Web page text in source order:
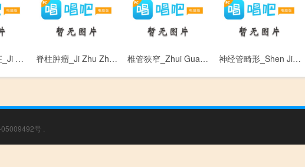
脊髓拴系综合征_Ji Sui Shuan Xi Zong He Zheng 脊柱肿瘤_Ji Zhu Zhong Liu 椎管狭窄_Zhui Guan Xia Zhai 神经管畸形_Shen Jing Guan Ji Xing
号